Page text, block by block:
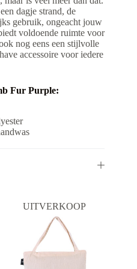
dagje strand, de
gebruik, ongeacht jouw
voldoende ruimte voor
nog eens een stijlvolle
accessoire voor iedere
Fur Purple:
UITVERKOOP